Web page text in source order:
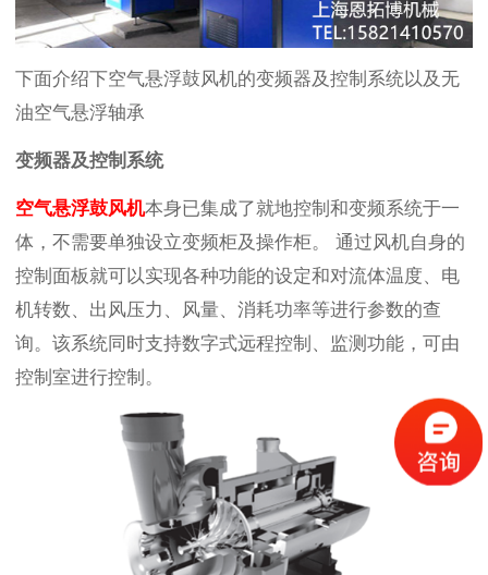
下面介绍下空气悬浮鼓风机的变频器及控制系统以及无
油空气悬浮轴承
变频器及控制系统
空气悬浮鼓风机本身已集成了就地控制和变频系统于一
体，不需要单独设立变频柜及操作柜。 通过风机自身的
控制面板就可以实现各种功能的设定和对流体温度、电
机转数、出风压力、风量、消耗功率等进行参数的查
询。该系统同时支持数字式远程控制、监测功能，可由
控制室进行控制。